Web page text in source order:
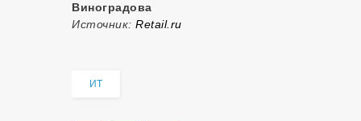
Виноградова
Источник: Retail.ru
ИТ